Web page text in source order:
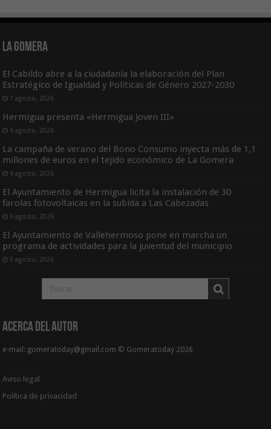
La Gomera
El Cabildo abre a la ciudadanía la elaboración del Plan
Estratégico de Igualdad y Políticas de Género 2027-2030
7 agosto, 2026
Hermigua presenta «Hermigua Joven III»
6 agosto, 2026
La campaña de verano del Bono Consumo inyecta más de 1,1
millones de euros en el tejido económico de La Gomera
6 agosto, 2026
El Ayuntamiento de Hermigua licita la instalación de 30
farolas fotovoltaicas en la subida a Las Cabezadas
6 agosto, 2026
El Ayuntamiento de Vallehermoso pone en marcha un
programa de actividades para la juventud del municipio
5 agosto, 2026
Acerca del Autor
e-mail: gomeratoday@gmail.com © Gomeratoday 2026
Aviso legal
Política de privacidad